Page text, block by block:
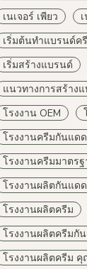
เนเจอร์ เพียว
เริ่มต้นทำแบรนด์ค
เริ่มสร้างแบรนด์
แนวทางการสร้าง
โรงงาน OEM
โรงงานครีมกันแดด
โรงงานครีมมาตร
โรงงานผลิตกันแดด
โรงงานผลิตครีม
โรงงานผลิตครีมกั
โรงงานผลิตครีม